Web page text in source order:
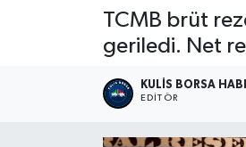
TCMB brüt
geriledi. Net
KULIS BORSA
EDITÖR
Haber Arşivi